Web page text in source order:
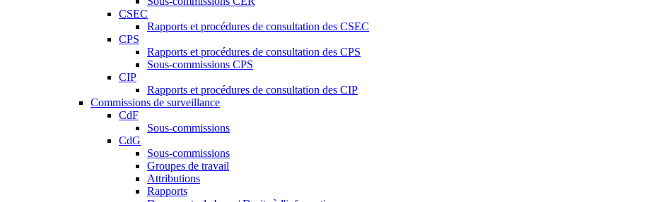
CSEC
Rapports et procédures de consultation des CSEC
CPS
Rapports et procédures de consultation des CPS
Sous-commissions CPS
CIP
Rapports et procédures de consultation des CIP
Commissions de surveillance
CdF
Sous-commissions
CdG
Sous-commissions
Groupes de travail
Attributions
Rapports